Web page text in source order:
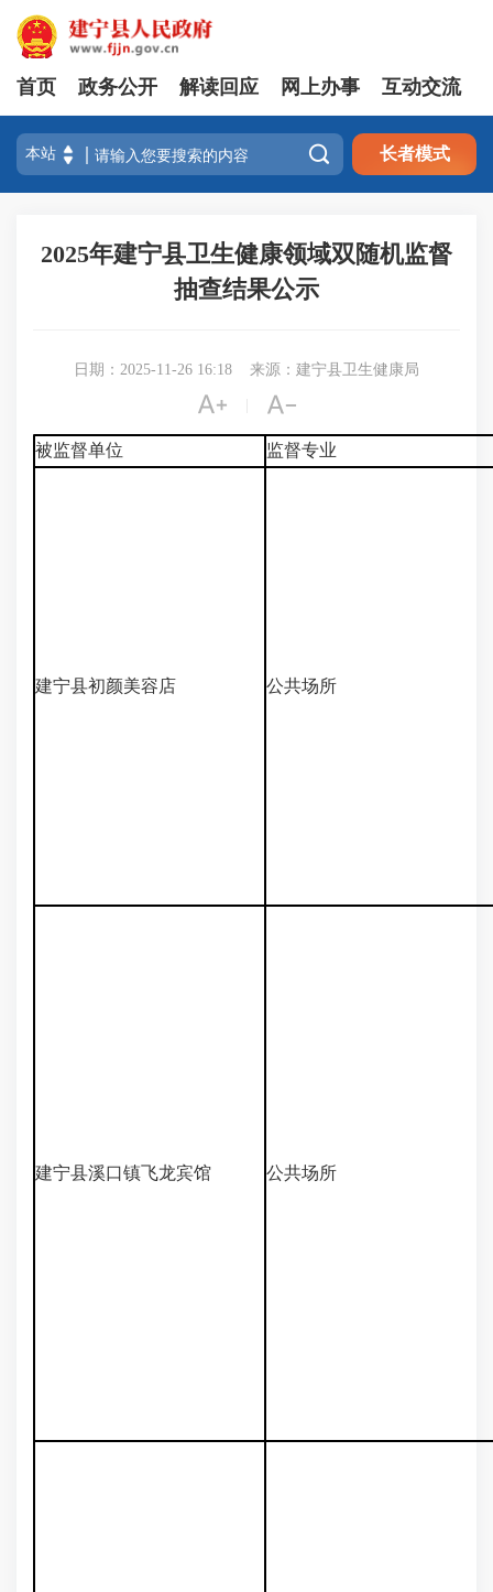
首页 政务公开 解读回应 网上办事 互动交流
 长者模式
2025年建宁县卫生健康领域双随机监督
抽查结果公示
日期：2025-11-26 16:18 来源：建宁县卫生健康局
 
被监督单位 监督专业
建宁县初颜美容店 公共场所
建宁县溪口镇飞龙宾馆 公共场所